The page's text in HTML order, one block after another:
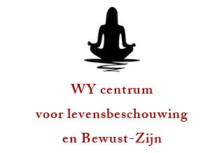
WY centrum
voor levensbeschouwing
en Bewust-Zijn